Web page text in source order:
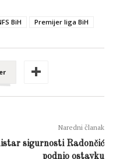
BiH Premijer liga BiH
Naredni članak
sigurnosti Radončić
podnio ostavku